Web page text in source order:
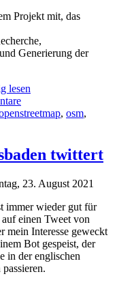
Projekt mit, das
Generierung der
lesen
, osm,
twittert
23. August 2021
immer wieder gut für
einen Tweet von
mein Interesse geweckt
Bot gespeist, der
in der englischen